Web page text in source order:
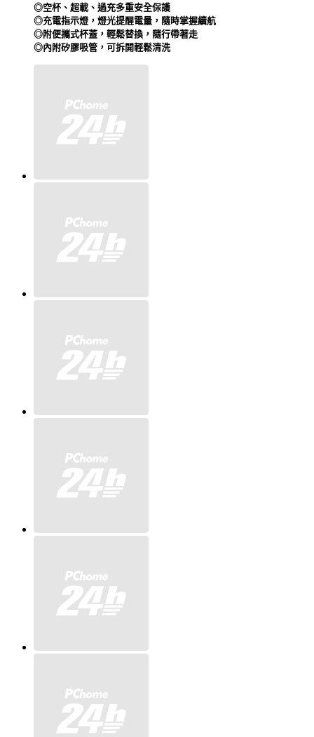
◎空杯、超載、過充多重安全保護
◎充電指示燈，燈光提醒電量，隨時掌握續航
◎附便攜式杯蓋，輕鬆替換，隨行帶著走
◎內附矽膠吸管，可拆開輕鬆清洗